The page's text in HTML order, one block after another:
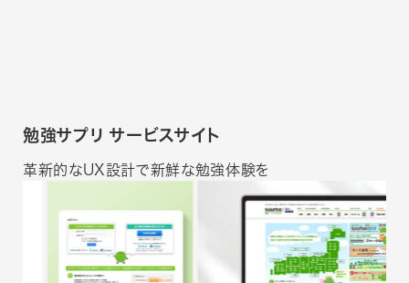
勉強サプリ サービスサイト
革新的なUX設計で新鮮な勉強体験を